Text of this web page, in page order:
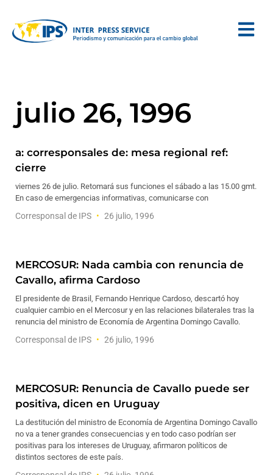
julio 26, 1996
a: corresponsales de: mesa regional ref:
cierre
viernes 26 de julio. Retomará sus funciones el sábado a las 15.00 gmt.
En caso de emergencias informativas, comunicarse con
Corresponsal de IPS 26 julio, 1996
MERCOSUR: Nada cambia con renuncia de
Cavallo, afirma Cardoso
El presidente de Brasil, Fernando Henrique Cardoso, descartó hoy
cualquier cambio en el Mercosur y en las relaciones bilaterales tras la
renuncia del ministro de Economía de Argentina Domingo Cavallo.
Corresponsal de IPS 26 julio, 1996
MERCOSUR: Renuncia de Cavallo puede ser
positiva, dicen en Uruguay
La destitución del ministro de Economía de Argentina Domingo Cavallo
no va a tener grandes consecuencias y en todo caso podrían ser
positivas para los intereses de Uruguay, afirmaron políticos de
distintos sectores de este país.